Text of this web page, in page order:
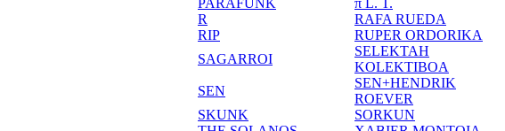
R
RAFA RUEDA
RIP
RUPER ORDORIKA
SAGARROI
SELEKTAH
KOLEKTIBOA
SEN
SEN+HENDRIK
ROEVER
SKUNK
SORKUN